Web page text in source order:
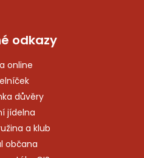
odkazy
online
důvěry
jídelna
a klub
občana